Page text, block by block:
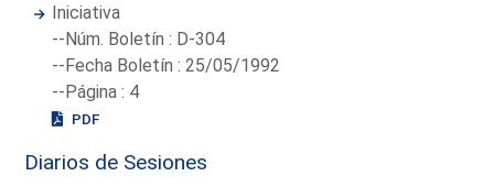
Iniciativa
--Núm. Boletín : D-304
--Fecha Boletín : 25/05/1992
--Página : 4
PDF
Diarios de Sesiones